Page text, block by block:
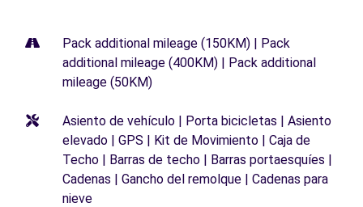
Pack additional mileage (150KM) | Pack
additional mileage (400KM) | Pack additional
mileage (50KM)
Asiento de vehículo | Porta bicicletas | Asiento
elevado | GPS | Kit de Movimiento | Caja de
Techo | Barras de techo | Barras portaesquíes |
Cadenas | Gancho del remolque | Cadenas para
nieve